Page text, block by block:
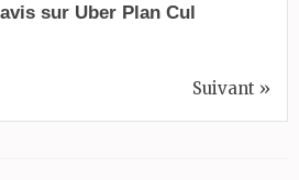
sur Uber Plan Cul
Suivant »